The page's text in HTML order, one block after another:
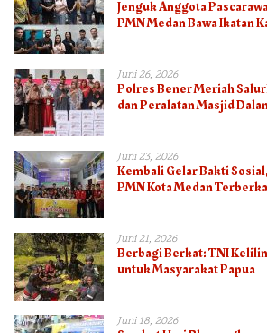
Jenguk Anggota
PMN Medan Bawa Ikatan
Juni 26, 2026
Polres Bener Meriah
dan Peralatan Masjid
Juni 23, 2026
Kembali Gelar Bakti
PMN Kota Medan
Juni 21, 2026
Berbagi Berkat: TNI
untuk Masyarakat Papua
Juni 18, 2026